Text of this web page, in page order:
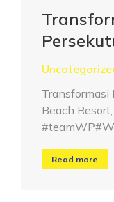
Transformasi
Beach
Read more